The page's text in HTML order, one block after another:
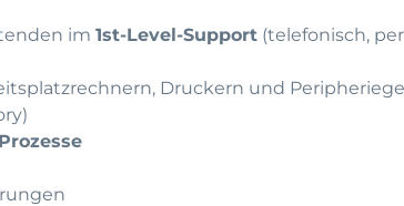
im 1st-Level-Support (telefonisch,
Druckern und